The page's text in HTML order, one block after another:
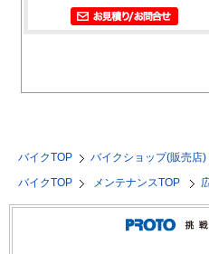
バイクTOP バイクショップ(販売店)
バイクTOP
メンテナンスTOP